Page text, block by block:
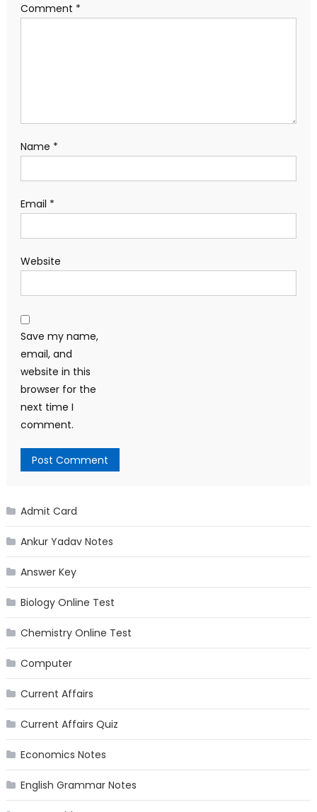
Comment *
Name *
Email *
Website
Save my name,
email, and
website in this
browser for the
next time I
comment.
Admit Card
Ankur Yadav Notes
Answer Key
Biology Online Test
Chemistry Online Test
Computer
Current Affairs
Current Affairs Quiz
Economics Notes
English Grammar Notes